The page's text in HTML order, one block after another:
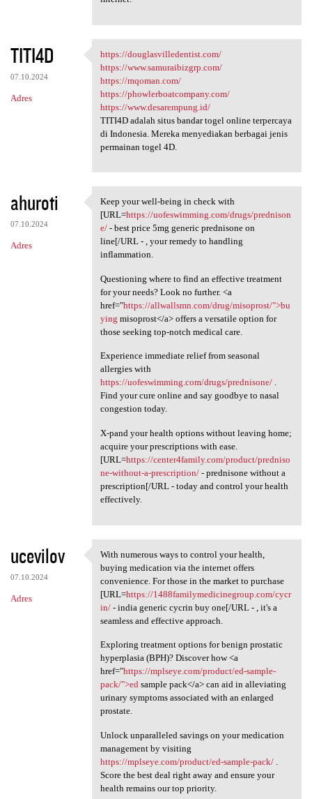
TITI4D
07.10.2024
Adres
https://douglasvilledentist
https://douglasvilledentist.com/
https://www.samuraibizgrp.com/
https://mqoman.com/
https://phowlerboatcompany.com/
https://www.desarempung.id/
TITI4D adalah situs bandar togel online terpercaya
di Indonesia. Mereka menyediakan berbagai jenis
permainan togel 4D.
ahuroti
07.10.2024
Adres
Keep your well-being in check
Keep your well-being in check with
[URL=https://uofeswimming.com/drugs/prednison
e/- best price 5mg generic prednisone on
line[/URL - , your remedy to handling
inflammation.
Questioning where to find an effective treatment
for your needs? Look no further. <a
href="https://allwallsmn.com/drug/misoprost/">bu
ying misoprost</a> offers a versatile option for
those seeking top-notch medical care.
Experience immediate relief from seasonal
allergies with
https://uofeswimming.com/drugs/prednisone/.
Find your cure online and say goodbye to nasal
congestion today.
X-pand your health options without leaving home;
acquire your prescriptions with ease.
[URL=https://center4family.com/product/predniso
ne-without-a-prescription/- prednisone without a
prescription[/URL - today and control your health
effectively.
ucevilov
07.10.2024
Adres
With numerous ways to control
With numerous ways to control your health,
buying medication via the internet offers
convenience. For those in the market to purchase
[URL=https://1488familymedicinegroup.com/cycr
in/- india generic cycrin buy one[/URL - , it's a
seamless and effective approach.
Exploring treatment options for benign prostatic
hyperplasia (BPH)? Discover how <a
href="https://mplseye.com/product/ed-sample-
pack/">edsample pack</a> can aid in alleviating
urinary symptoms associated with an enlarged
prostate.
Unlock unparalleled savings on your medication
management by visiting
https://mplseye.com/product/ed-sample-pack/.
Score the best deal right away and ensure your
health remains our top priority.